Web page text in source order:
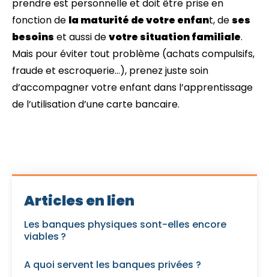
prendre est personnelle et doit être prise en
fonction de la maturité de votre enfant, deses
besoins et aussi devotre situation familiale.
Mais pour éviter tout problème (achats compulsifs,
fraude et escroquerie…), prenez juste soin
d’accompagner votre enfant dans l’apprentissage
de l’utilisation d’une carte bancaire.
Articles en lien
Les banques physiques sont-elles encore
viables ?
A quoi servent les banques privées ?